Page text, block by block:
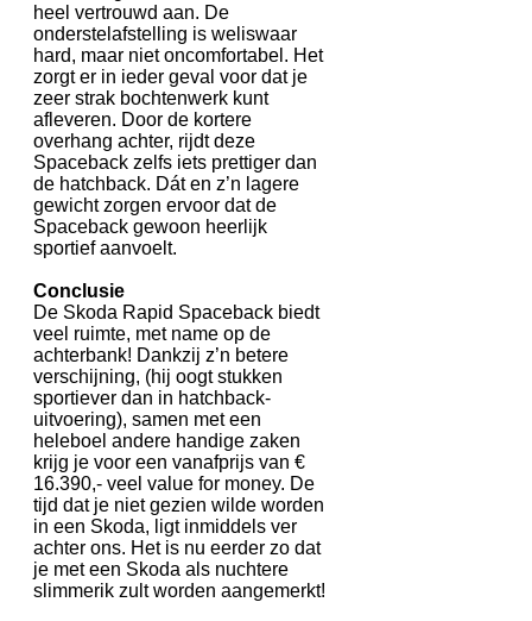
heel vertrouwd aan. De
onderstelafstelling is weliswaar
hard, maar niet oncomfortabel. Het
zorgt er in ieder geval voor dat je
zeer strak bochtenwerk kunt
afleveren. Door de kortere
overhang achter, rijdt deze
Spaceback zelfs iets prettiger dan
de hatchback. Dát en z’n lagere
gewicht zorgen ervoor dat de
Spaceback gewoon heerlijk
sportief aanvoelt.
Conclusie
De Skoda Rapid Spaceback biedt
veel ruimte, met name op de
achterbank! Dankzij z’n betere
verschijning, (hij oogt stukken
sportiever dan in hatchback-
uitvoering), samen met een
heleboel andere handige zaken
krijg je voor een vanafprijs van €
16.390,- veel value for money. De
tijd dat je niet gezien wilde worden
in een Skoda, ligt inmiddels ver
achter ons. Het is nu eerder zo dat
je met een Skoda als nuchtere
slimmerik zult worden aangemerkt!